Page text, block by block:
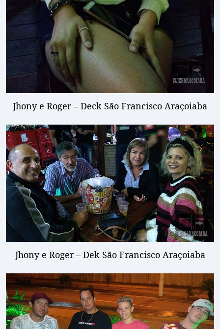
Jhony e Roger – Deck São Francisco Araçoiaba
Jhony e Roger – Dek São Francisco Araçoiaba